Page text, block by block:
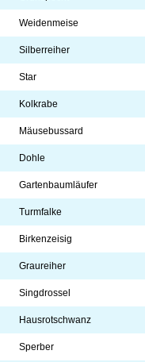
Weidenmeise
Silberreiher
Star
Kolkrabe
Mäusebussard
Dohle
Gartenbaumläufer
Turmfalke
Birkenzeisig
Graureiher
Singdrossel
Hausrotschwanz
Sperber